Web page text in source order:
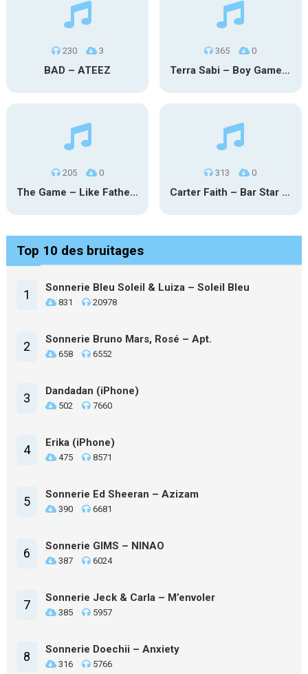
230 3
BAD – ATEEZ
365 0
Terra Sabi – Boy Game X Marcia Cruz
205 0
The Game – Like Father Like Daughter
313 0
Carter Faith – Bar Star Vevo
Top 10 des bruitages
1 Sonnerie Bleu Soleil & Luiza – Soleil Bleu
831 20978
2 Sonnerie Bruno Mars, Rosé – Apt.
658 6552
3 Dandadan (iPhone)
502 7660
4 Erika (iPhone)
475 8571
5 Sonnerie Ed Sheeran – Azizam
390 6681
6 Sonnerie GIMS – NINAO
387 6024
7 Sonnerie Jeck & Carla – M’envoler
385 5957
8 Sonnerie Doechii – Anxiety
316 5766